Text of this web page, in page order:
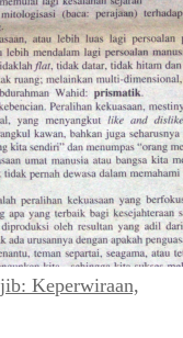
Keperwiraan,